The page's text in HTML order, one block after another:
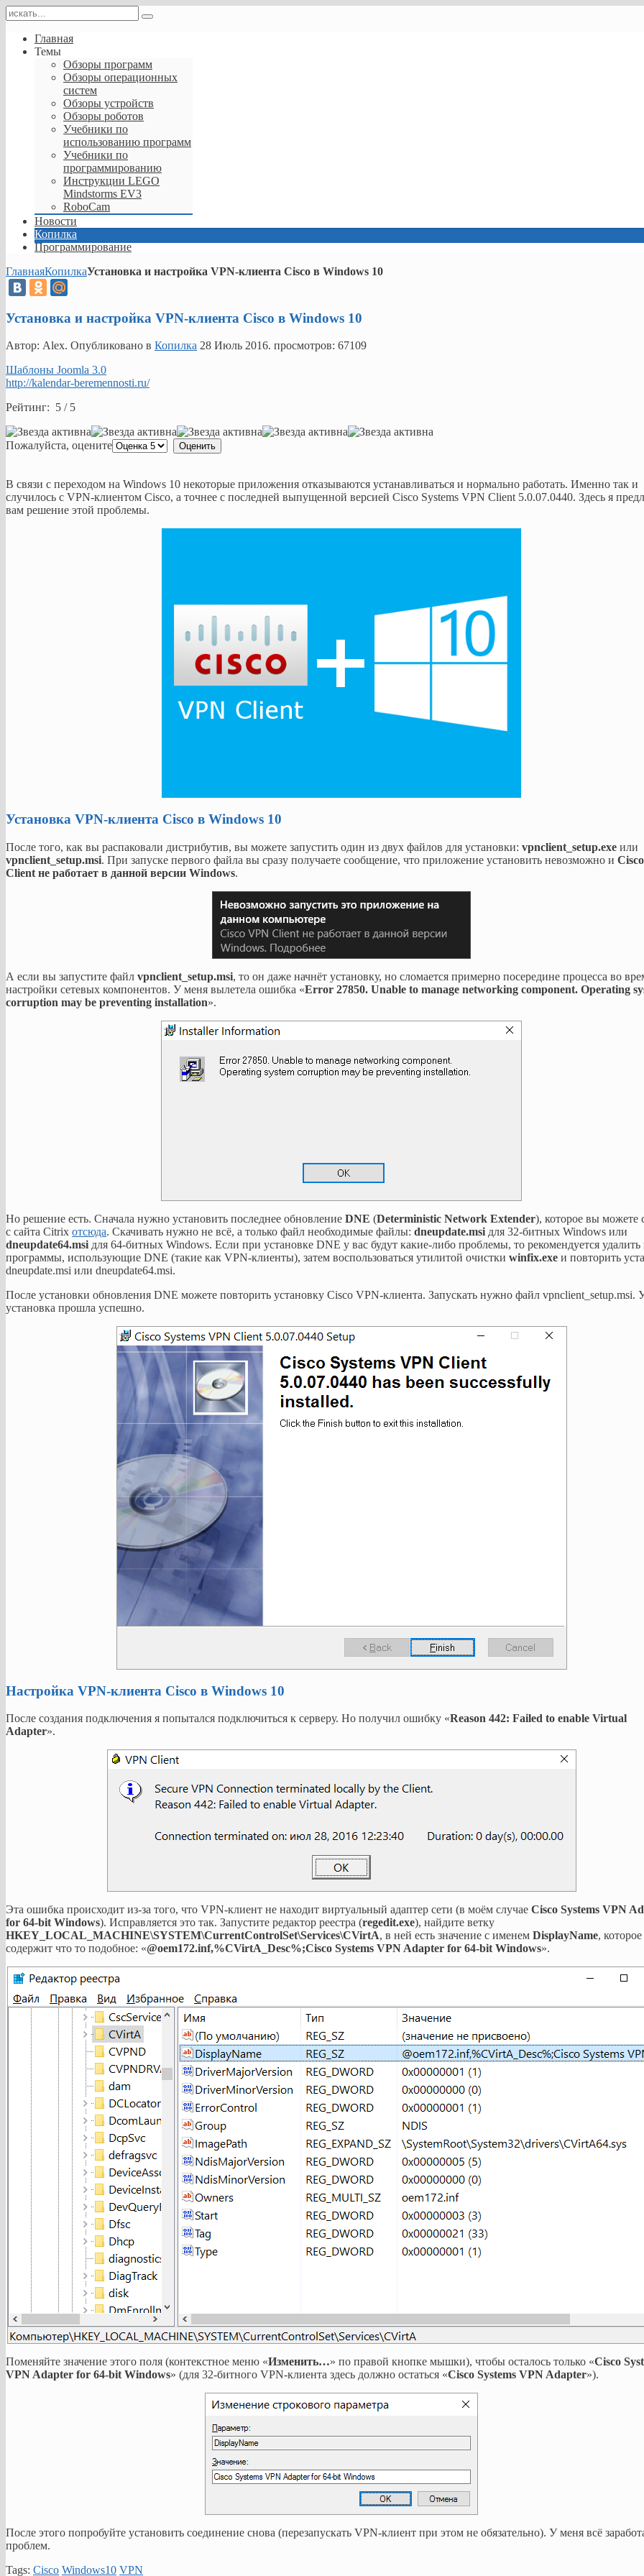
Главная
Темы
Обзоры программ
Обзоры операционных
систем
Обзоры устройств
Обзоры роботов
Учебники по
использованию программ
Учебники по
программированию
Инструкции LEGO
Mindstorms EV3
RoboCam
Новости
Копилка
Программирование
ГлавнаяКопилкаУстановка и настройка VPN-клиента Cisco в Windows 10
Установка и настройка VPN-клиента Cisco в Windows 10
Автор: Alex. Опубликовано в Копилка 28 Июль 2016. просмотров: 67109
Шаблоны Joomla 3.0
http://kalendar-beremennosti.ru/
Рейтинг: 5 / 5
Пожалуйста, оцените
В связи с переходом на Windows 10 некоторые приложения отказываются устанавливаться и нормально работать. Именно так и
случилось с VPN-клиентом Cisco, а точнее с последней выпущенной версией Cisco Systems VPN Client 5.0.07.0440. Здесь я
вам решение этой проблемы.
Установка VPN-клиента Cisco в Windows 10
После того, как вы распаковали дистрибутив, вы можете запустить один из двух файлов для установки: vpnclient_setup.exe или
vpnclient_setup.msi. При запуске первого файла вы сразу получаете сообщение, что приложение установить невозможно и
Client не работает в данной версии Windows.
А если вы запустите файл vpnclient_setup.msi, то он даже начнёт установку, но сломается примерно посередине процесса во
настройки сетевых компонентов. У меня вылетела ошибка «Error 27850. Unable to manage networking component. Operating
corruption may be preventing installation».
Но решение есть. Сначала нужно установить последнее обновление DNE (Deterministic Network Extender), которое вы можете
с сайта Citrix отсюда. Скачивать нужно не всё, а только файл необходимые файлы: dneupdate.msi для 32-битных Windows или
dneupdate64.msi для 64-битных Windows. Если при установке DNE у вас будут какие-либо проблемы, то рекомендуется удалить
программы, использующие DNE (такие как VPN-клиенты), затем воспользоваться утилитой очистки winfix.exe и повторить
dneupdate.msi или dneupdate64.msi.
После установки обновления DNE можете повторить установку Cisco VPN-клиента. Запускать нужно файл vpnclient_setup.msi.
установка прошла успешно.
Настройка VPN-клиента Cisco в Windows 10
После создания подключения я попытался подключиться к серверу. Но получил ошибку «Reason 442: Failed to enable Virtual
Adapter».
Эта ошибка происходит из-за того, что VPN-клиент не находит виртуальный адаптер сети (в моём случае Cisco Systems VPN
for 64-bit Windows). Исправляется это так. Запустите редактор реестра (regedit.exe), найдите ветку
HKEY_LOCAL_MACHINE\SYSTEM\CurrentControlSet\Services\CVirtA, в ней есть значение с именем DisplayName, которое
содержит что то подобное: «@oem172.inf,%CVirtA_Desc%;Cisco Systems VPN Adapter for 64-bit Windows».
Поменяйте значение этого поля (контекстное меню «Изменить…» по правой кнопке мышки), чтобы осталось только «Cisco
VPN Adapter for 64-bit Windows» (для 32-битного VPN-клиента здесь должно остаться «Cisco Systems VPN Adapter»).
После этого попробуйте установить соединение снова (перезапускать VPN-клиент при этом не обязательно). У меня всё
проблем.
Tags: Cisco Windows10 VPN